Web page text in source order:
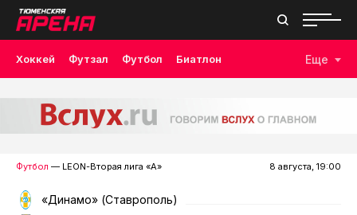
Хоккей Футзал Футбол Биатлон Еще
Футбол — LEON-Вторая лига «А» 8 августа, 19:00
«Динамо» (Ставрополь)